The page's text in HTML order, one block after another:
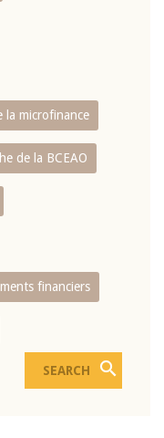
la microfinance
de la BCEAO
financiers